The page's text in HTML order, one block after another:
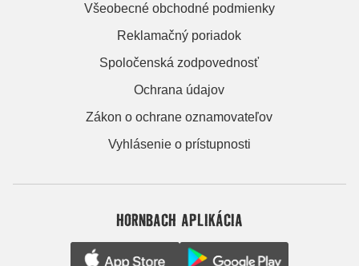
Všeobecné obchodné podmienky
Reklamačný poriadok
Spoločenská zodpovednosť
Ochrana údajov
Zákon o ochrane oznamovateľov
Vyhlásenie o prístupnosti
HORNBACH APLIKÁCIA